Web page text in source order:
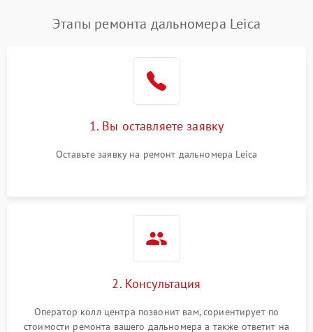
Этапы ремонта дальномера Leica
1. Вы оставляете заявку
Оставьте заявку на ремонт дальномера Leica
2. Консультация
Оператор колл центра позвонит вам, сориентирует по
стоимости ремонта вашего дальномера а также ответит на